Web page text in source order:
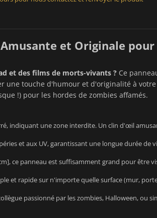
et Originale pour
et des films de morts-vivants ?Ce
une touche d'humour et d'originalité à
!) pour les hordes de zombies affamés.
indiquant une zone interdite. Un clin d'œil
et aux UV, garantissant une longue durée de
ce panneau est suffisamment grand pour être
et rapide sur n'importe quelle surface (mur,
passionné par les zombies, Halloween, ou